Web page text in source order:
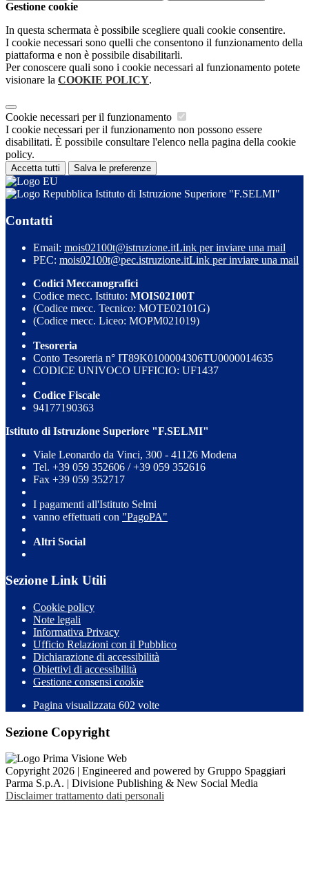
Gestione cookie
In questa schermata è possibile scegliere quali cookie consentire.
I cookie necessari sono quelli che consentono il funzionamento della
piattaforma e non è possibile disabilitarli.
Per conoscere quali sono i cookie necessari al funzionamento potete
visionare la COOKIE POLICY.
Cookie necessari per il funzionamento
I cookie necessari per il funzionamento non possono essere
disabilitati. È possibile consultare l'elenco nella pagina della cookie
policy.
Accetta tutti Salva le preferenze
Istituto di Istruzione Superiore "F.SELMI"
Contatti
Email: mois02100t@istruzione.itLink per inviare una mail
PEC: mois02100t@pec.istruzione.itLink per inviare una mail
Codici Meccanografici
Codice mecc. Istituto: MOIS02100T
(Codice mecc. Tecnico: MOTE02101G)
(Codice mecc. Liceo: MOPM021019)
Tesoreria
Conto Tesoreria n° IT89K0100004306TU0000014635
CODICE UNIVOCO UFFICIO: UF1437
Codice Fiscale
94177190363
Istituto di Istruzione Superiore "F.SELMI"
Viale Leonardo da Vinci, 300 - 41126 Modena
Tel. +39 059 352606 / +39 059 352616
Fax +39 059 352717
I pagamenti all'Istituto Selmi
vanno effettuati con "PagoPA"
Altri Social
Sezione Link Utili
Cookie policy
Note legali
Informativa Privacy
Ufficio Relazioni con il Pubblico
Dichiarazione di accessibilità
Obiettivi di accessibilità
Gestione consensi cookie
Pagina visualizzata 602 volte
Sezione Copyright
Copyright 2026 | Engineered and powered by Gruppo Spaggiari
Parma S.p.A. | Divisione Publishing & New Social Media
Disclaimer trattamento dati personali